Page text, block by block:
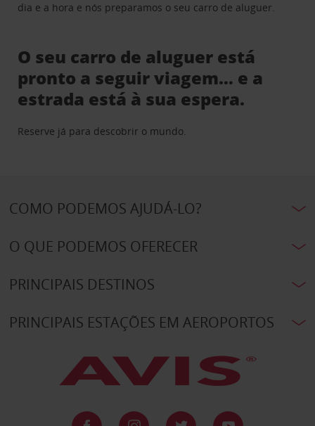
dia e a hora e nós preparamos o seu carro de aluguer.
O seu carro de aluguer está
pronto a seguir viagem… e a
estrada está à sua espera.
Reserve já para descobrir o mundo.
COMO PODEMOS AJUDÁ-LO?
O QUE PODEMOS OFERECER
PRINCIPAIS DESTINOS
PRINCIPAIS ESTAÇÕES EM AEROPORTOS